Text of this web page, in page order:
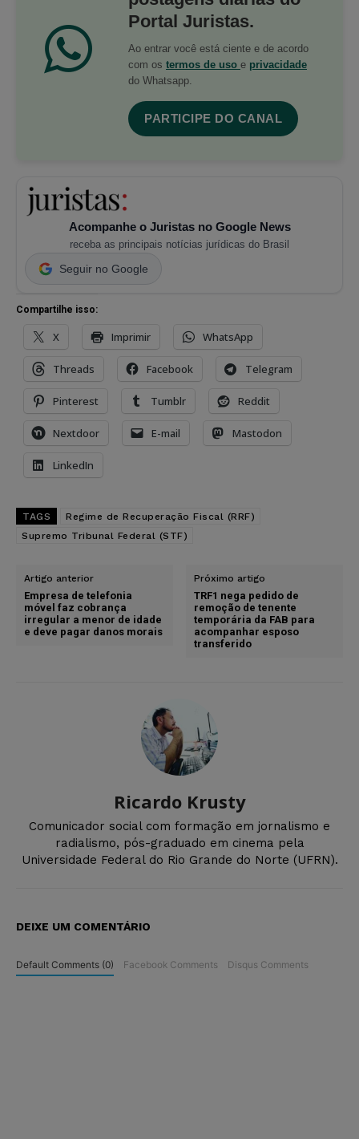
Portal Juristas.
Ao entrar você está ciente e de acordo
com os termos de uso e privacidade
do Whatsapp.
PARTICIPE DO CANAL
Acompanhe o Juristas no Google News
receba as principais notícias jurídicas do Brasil
Seguir no Google
Compartilhe isso:
X Imprimir WhatsApp
Threads Facebook Telegram
Pinterest Tumblr Reddit
Nextdoor E-mail Mastodon
LinkedIn
TAGS
Regime de Recuperação Fiscal (RRF)
Supremo Tribunal Federal (STF)
Artigo anterior
Empresa de telefonia
móvel faz cobrança
irregular a menor de idade
e deve pagar danos morais
Próximo artigo
TRF1 nega pedido de
remoção de tenente
temporária da FAB para
acompanhar esposo
transferido
Ricardo Krusty
Comunicador social com formação em jornalismo e
radialismo, pós-graduado em cinema pela
Universidade Federal do Rio Grande do Norte (UFRN).
DEIXE UM COMENTÁRIO
Default Comments (0) Facebook Comments Disqus Comments